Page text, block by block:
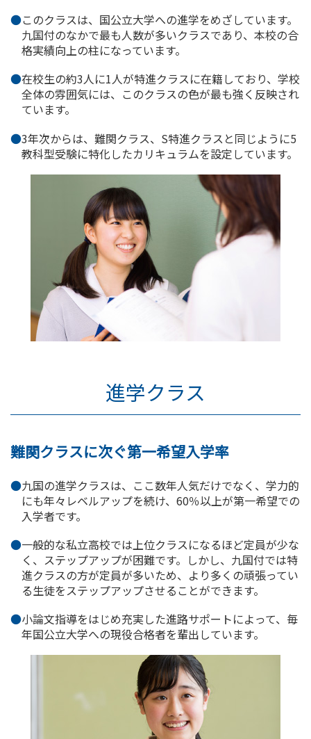
このクラスは、国公立大学への進学をめざしています。
九国付のなかで最も人数が多いクラスであり、本校の合
格実績向上の柱になっています。
在校生の約3人に1人が特進クラスに在籍しており、学校
全体の雰囲気には、このクラスの色が最も強く反映され
ています。
3年次からは、難関クラス、S特進クラスと同じように5
教科型受験に特化したカリキュラムを設定しています。
進学クラス
難関クラスに次ぐ第一希望入学率
九国の進学クラスは、ここ数年人気だけでなく、学力的
にも年々レベルアップを続け、60％以上が第一希望での
入学者です。
一般的な私立高校では上位クラスになるほど定員が少な
く、ステップアップが困難です。しかし、九国付では特
進クラスの方が定員が多いため、より多くの頑張ってい
る生徒をステップアップさせることができます。
小論文指導をはじめ充実した進路サポートによって、毎
年国公立大学への現役合格者を輩出しています。